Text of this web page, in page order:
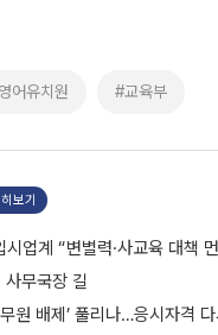
어유치원 #교육부
보기
업계 “변별력·사교육 대책
무국장 길
원 배제’ 풀리나…응시자격